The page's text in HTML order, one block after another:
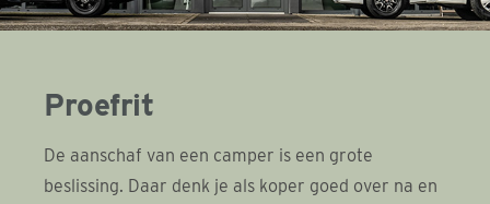
Proefrit
De aanschaf van een camper is een grote
beslissing. Daar denk je als koper goed over na en